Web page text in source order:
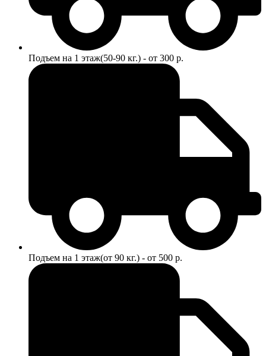
Подъем на 1 этаж(50-90 кг.) - от 300 р.
Подъем на 1 этаж(от 90 кг.) - от 500 р.